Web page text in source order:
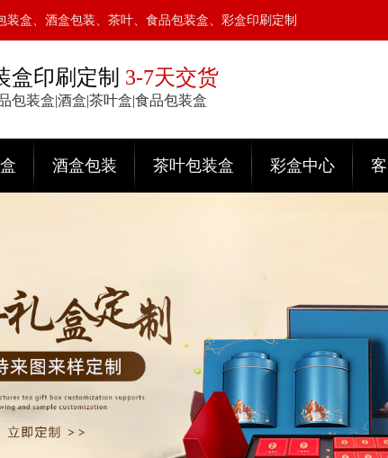
盒、酒盒包装、茶叶、食品包装盒、彩盒印刷定制
盒印刷定制 3-7天交货
包装盒|酒盒|茶叶盒|食品包装盒
酒盒包装 茶叶包装盒 彩盒中心